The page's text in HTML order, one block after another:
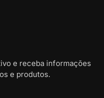
e receba informações
e produtos.